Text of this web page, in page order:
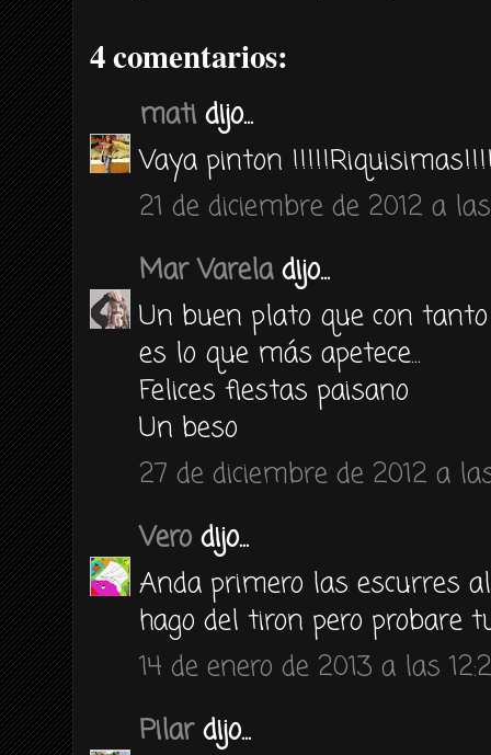
4 comentarios:
mati dijo...
Vaya pinton
21 de diciembre de 2012 a
Mar Vareladijo...
Un buen plato que con
es lo que más apetece...
Felices fiestas paisano
Un beso
27 de diciembre de 2012 a
Vero dijo...
Anda primero las escurres
hago del tiron pero probare
14 de enero de 2013 a las
Pilardijo...